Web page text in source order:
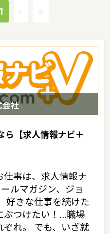
は35。山形県に通っている
10月賃貸住宅 D-room調べ）
1
会社
ら【求人情報ナビ＋
事は、求人情報ナ
ルマガジン、ジョ
好きな仕事を続けた
ぶつけたい！…職場
れ。 でも、いざ就